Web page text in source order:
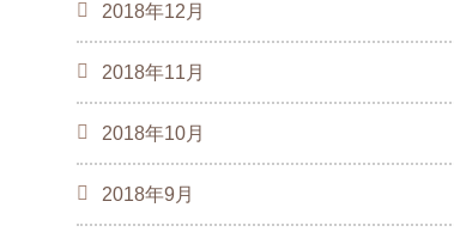
2018年12月
2018年11月
2018年10月
2018年9月